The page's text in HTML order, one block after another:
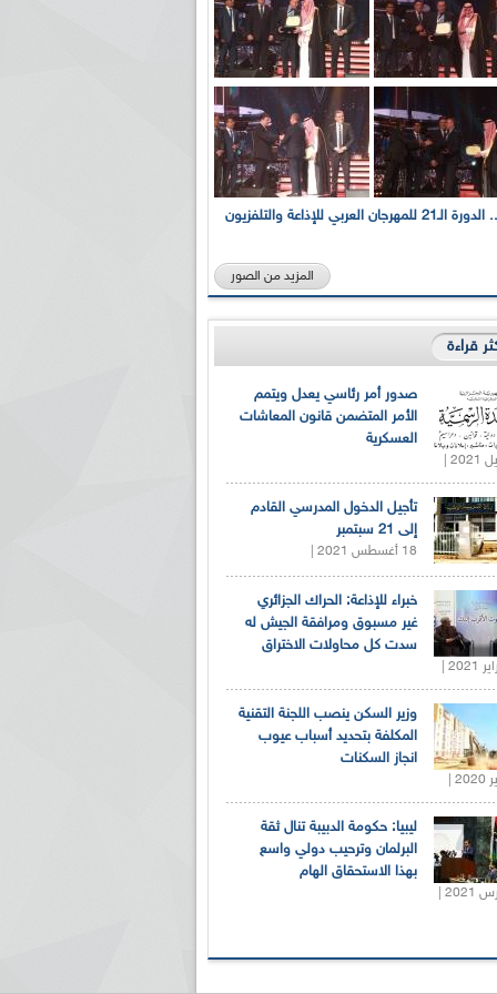
بالصور... الدورة الـ21 للمهرجان العربي للإذاعة والتلفزيون
المزيد من الصور
قراءة
صدور أمر رئاسي يعدل ويتمم
الأمر المتضمن قانون المعاشات
العسكرية
تأجيل الدخول المدرسي القادم
إلى 21 سبتمبر
18 أغسطس 2021 |
خبراء للإذاعة: الحراك الجزائري
غير مسبوق ومرافقة الجيش له
سدت كل محاولات الاختراق
وزير السكن ينصب اللجنة التقنية
المكلفة بتحديد أسباب عيوب
انجاز السكنات
ليبيا: حكومة الدبيبة تنال ثقة
البرلمان وترحيب دولي واسع
بهذا الاستحقاق الهام